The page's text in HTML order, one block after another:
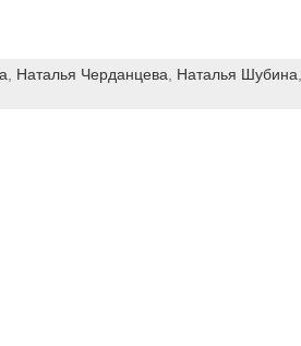
Наталья Черданцева Наталья Шубина